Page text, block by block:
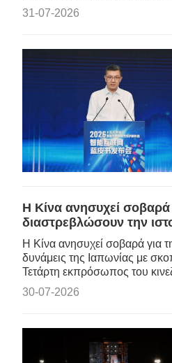
31-07-2026
Η Κίνα ανησυχεί σοβαρά
διαστρεβλώσουν την
Η Κίνα ανησυχεί σοβαρά για
δυνάμεις της Ιαπωνίας με
Τετάρτη εκπρόσωπος του
30-07-2026